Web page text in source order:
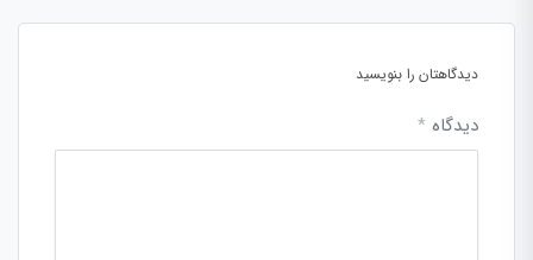
دیدگاهتان را بنویسید
دیدگاه *